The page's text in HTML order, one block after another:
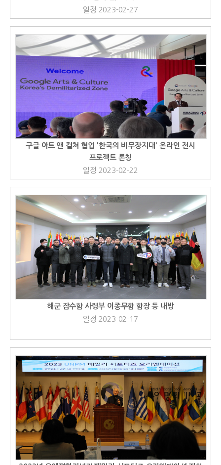
일정 2023-02-27
구글 아트 앤 컬쳐 협업 '한국의 비무장지대' 온라인 전시
프로젝트 론칭
일정 2023-02-22
해군 잠수함 사령부 이종무함 함장 등 내방
일정 2023-02-17